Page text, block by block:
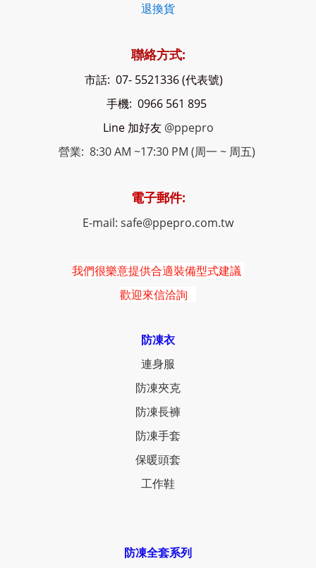
退換貨
聯絡方式:
市話: 07- 5521336 (代表號)
手機: 0966 561 895
Line 加好友 @ppepro
營業: 8:30 AM ~17:30 PM (周一 ~ 周五)
電子郵件:
E-mail: safe@ppepro.com.tw
我們很樂意提供合適裝備型式建議
歡迎來信洽詢
防凍衣
連身服
防凍夾克
防凍長褲
防凍手套
保暖頭套
工作鞋
防凍全套系列